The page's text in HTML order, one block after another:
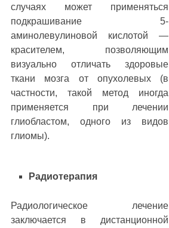
случаях может применяться
подкрашивание 5-
аминолевулиновой кислотой —
красителем, позволяющим
визуально отличать здоровые
ткани мозга от опухолевых (в
частности, такой метод иногда
применяется при лечении
глиобластом, одного из видов
глиомы).
Радиотерапия
Радиологическое лечение
заключается в дистанционной